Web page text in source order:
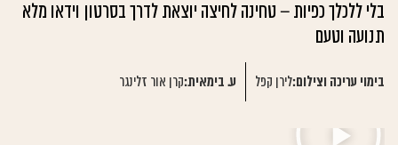
בלי ללכלך כפיות – טחינה לחיצה יוצאת לדרך בסרטון וידאו מלא
תנועה וטעם
בימוי עריכה וצילום:לירן קפל ע. בימאית:קרן אור זלינגר